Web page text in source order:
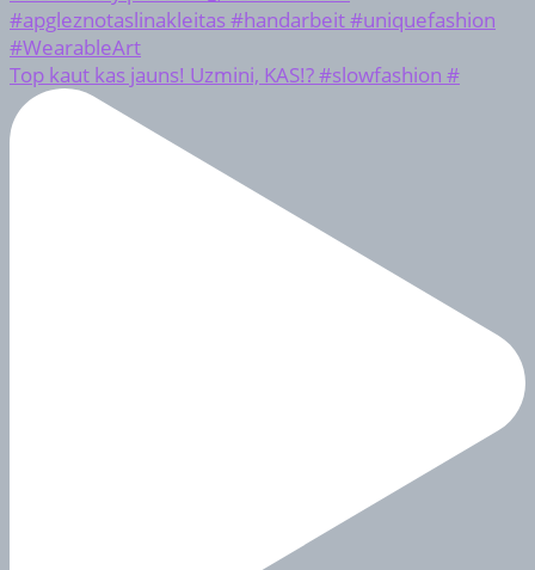
Top kaut kas jauns! Uzmini, KAS!? #slowfashion #